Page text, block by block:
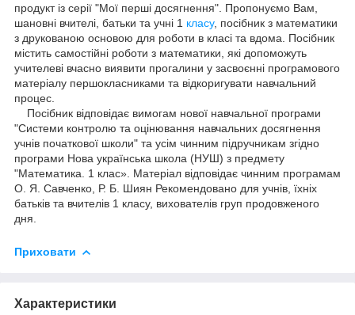
продукт із серії "Мої перші досягнення". Пропонуємо Вам
шановні вчителі, батьки та учні 1 класу, посібник з математики
з друкованою основою для роботи в класі та вдома
Посібник
містить самостійні роботи з математики, які допоможуть
учителеві вчасно виявити прогалини у засвоєнні програмового
матеріалу першокласниками та відкоригувати навчальний
процес.
Посібник відповідає вимогам нової навчальної програми
"Системи контролю та оцінювання навчальних досягнення
учнів початкової школи" та усім чинним підручникам згідно
програми Нова українська школа (НУШ) з предмету
"Математика. 1 клас». Матеріал відповідає чинним програмам
О. Я. Савченко, Р. Б. Шиян Рекомендовано для учнів, їхніх
батьків та вчителів 1 класу, вихователів груп продовженого
дня.
Приховати
Характеристики